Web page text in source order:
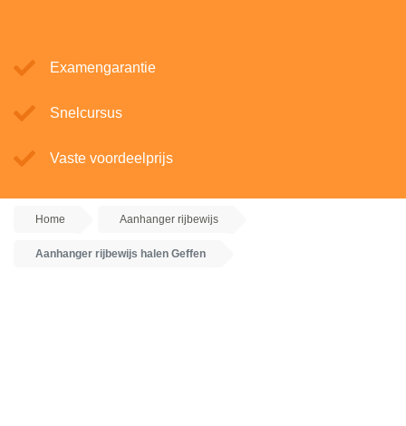
Examengarantie
Snelcursus
Vaste voordeelprijs
Home Aanhanger rijbewijs
Aanhanger rijbewijs halen Geffen